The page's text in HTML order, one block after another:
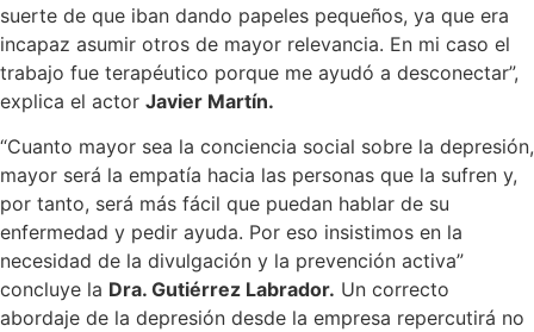
suerte de que iban dando papeles pequeños, ya que era
incapaz asumir otros de mayor relevancia. En mi caso el
trabajo fue terapéutico porque me ayudó a desconectar”,
explica el actor Javier Martín.
“Cuanto mayor sea la conciencia social sobre la depresión,
mayor será la empatía hacia las personas que la sufren y,
por tanto, será más fácil que puedan hablar de su
enfermedad y pedir ayuda. Por eso insistimos en la
necesidad de la divulgación y la prevención activa”
concluye la Dra. Gutiérrez Labrador. Un correcto
abordaje de la depresión desde la empresa repercutirá no